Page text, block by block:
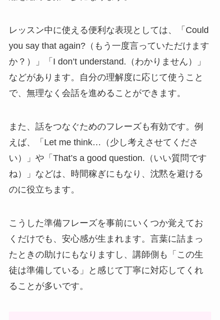
レッスン中に使える便利な表現としては、「Could
you say that again?（もう一度言っていただけます
か？）」「I don’t understand.（わかりません）」
などがあります。自分の理解度に応じて使うこと
で、無理なく会話を進めることができます。
また、話をつなぐためのフレーズも有効です。例
えば、「Let me think…（少し考えさせてくださ
い）」や「That’s a good question.（いい質問です
ね）」などは、時間稼ぎにもなり、沈黙を避ける
のに役立ちます。
こうした準備フレーズを事前にいくつか覚えてお
くだけでも、安心感が生まれます。言葉に詰まっ
たときの助けにもなりますし、講師側も「この生
徒は準備している」と感じて丁寧に対応してくれ
ることが多いです。